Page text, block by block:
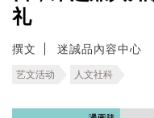
礼
撰文 迷誠品內容中心
艺文活动 人文社科